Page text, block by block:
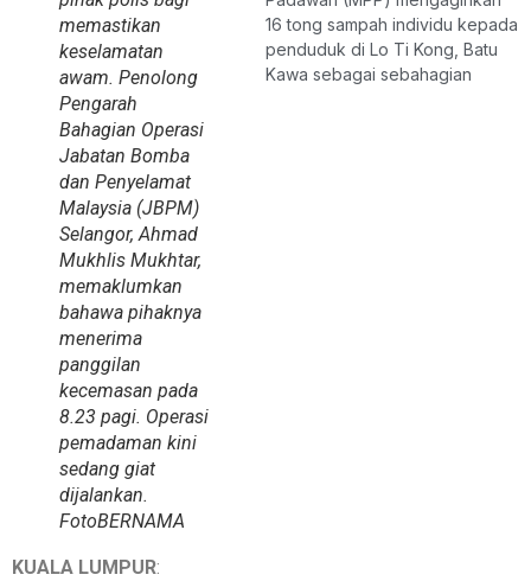
memastikan
keselamatan
awam. Penolong
Pengarah
Bahagian Operasi
Jabatan Bomba
dan Penyelamat
Malaysia (JBPM)
Selangor, Ahmad
Mukhlis Mukhtar,
memaklumkan
bahawa pihaknya
menerima
panggilan
kecemasan pada
8.23 pagi. Operasi
pemadaman kini
sedang giat
dijalankan.
FotoBERNAMA
KUALA LUMPUR:
16 tong sampah individu kepada
penduduk di Lo Ti Kong, Batu
Kawa sebagai sebahagian